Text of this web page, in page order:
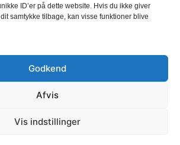
ID’er på dette website. Hvis du ikke giver
samtykke tilbage, kan visse funktioner blive
Godkend
Afvis
Vis indstillinger